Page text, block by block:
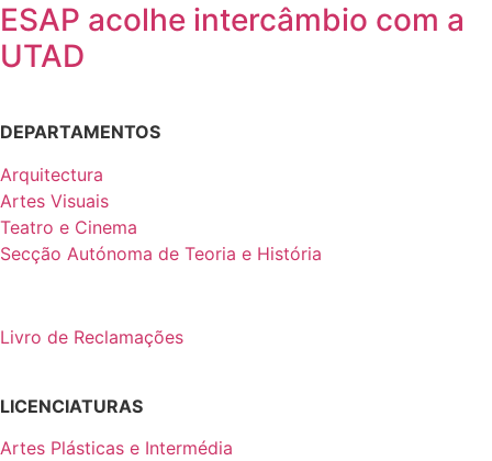
ESAP acolhe intercâmbio com a
UTAD
DEPARTAMENTOS
Arquitectura
Artes Visuais
Teatro e Cinema
Secção Autónoma de Teoria e História
Livro de Reclamações
LICENCIATURAS
Artes Plásticas e Intermédia